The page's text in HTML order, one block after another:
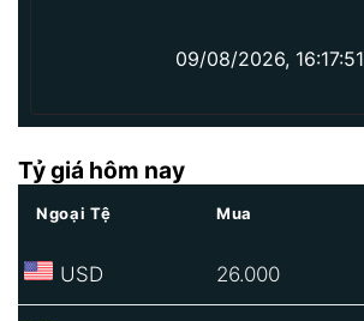
09/08/2026, 16:17:51
Tỷ giá hôm nay
Ngoại Tệ Mua
USD 26.000